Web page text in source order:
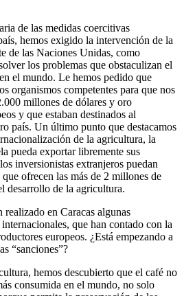
de las medidas coercitivas
hemos exigido la intervención de la
de las Naciones Unidas, como
los problemas que obstaculizan el
el mundo. Le hemos pedido que
organismos competentes para que nos
millones de dólares y oro
y que estaban destinados al
país. Un último punto que destacamos
de la agricultura, la
pueda exportar libremente sus
inversionistas extranjeros puedan
ofrecen las más de 2 millones de
desarrollo de la agricultura.
realizado en Caracas algunas
que han contado con la
europeos. ¿Está empezando a
“sanciones”?
hemos descubierto que el café no
consumida en el mundo, no solo